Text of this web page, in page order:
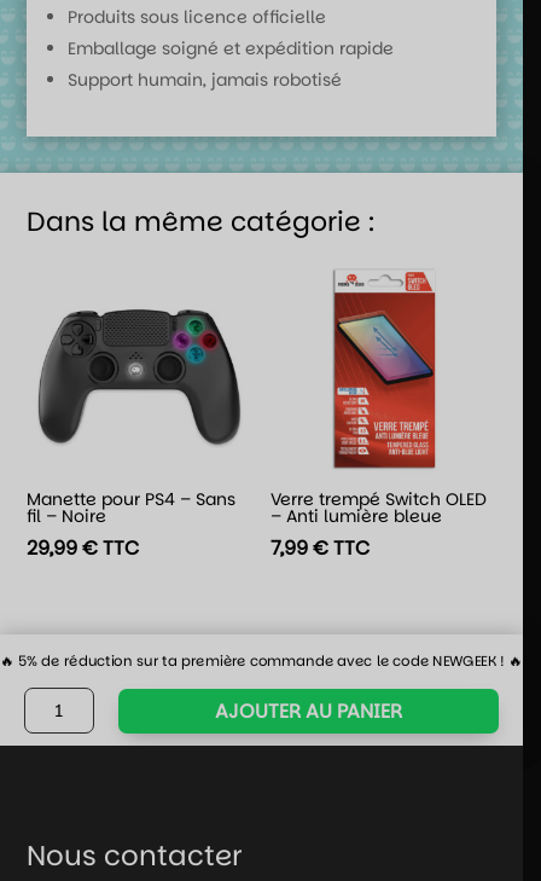
Produits sous licence officielle
Emballage soigné et expédition rapide
Support humain, jamais robotisé
Dans la même catégorie :
Manette pour PS4 – Sans
fil – Noire
29,99€TTC
Verre trempé Switch OLED
– Anti lumière bleue
7,99€TTC
🔥 5% de réduction sur ta première commande avec le code NEWGEEK ! 🔥
quantité
de
fil
AJOUTER AU PANIER
Nous contacter